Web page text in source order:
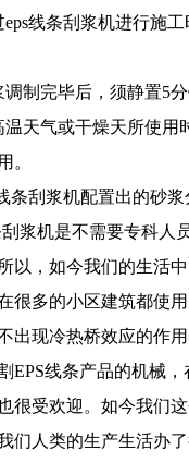
eps线条刮浆机进行施
调制完毕后，须静置5
温天气或干燥天所使用
。
条刮浆机配置出的砂
刮浆机是不需要专科人
以，如今我们的生活
很多的小区建筑都使
出现冷热桥效应的作
EPS线条产品的机械
很受欢迎。如今我们
们人类的生产生活办了